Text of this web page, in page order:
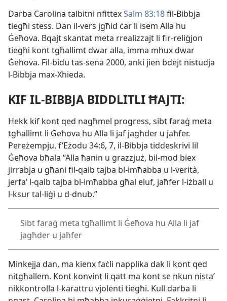
Darba Carolina talbitni nfittexSalm 83:18fil-Bibbja
tiegħi stess. Dan il-vers jgħid ċar li isem Alla hu
Ġeħova. Bqajt skantat meta rrealizzajt li fir-reliġjon
tiegħi kont tgħallimt dwar alla, imma mhux dwar
Ġeħova. Fil-bidu tas-sena 2000, anki jien bdejt nistudja
l-Bibbja max-Xhieda.
KIF IL-BIBBJA BIDDLITLI ĦAJTI:
Hekk kif kont qed nagħmel progress, sibt faraġ meta
tgħallimt li Ġeħova hu Alla li jaf jagħder u jaħfer.
Pereżempju, f’Eżodu 34:6, 7, il-Bibbja tiddeskrivi lil
Ġeħova bħala “Alla ħanin u grazzjuż, bil-mod biex
jirrabja u għani fil-qalb tajba bl-imħabba u l-verità,
jerfaʼ l-qalb tajba bl-imħabba għal eluf, jaħfer l-iżball u
l-ksur tal-liġi u d-dnub.”
Sibt faraġ meta tgħallimt li Ġeħova hu Alla li jaf
jagħder u jaħfer
Minkejja dan, ma kienx faċli napplika dak li kont qed
nitgħallem. Kont konvint li qatt ma kont se nkun nistaʼ
nikkontrolla l-karattru vjolenti tiegħi. Kull darba li